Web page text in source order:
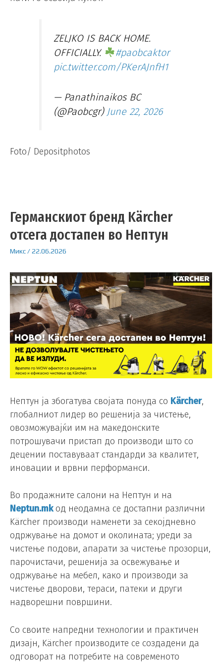
ZELJKO IS BACK HOME.
OFFICIALLY.
#paobcaktor
pic.twitter.com/PKerAJnfH1
— Panathinaikos BC
(@Paobcgr) June 22, 2026
Foto/ Depositphotos
Германскиот бренд Kärcher
отсега достапен во Нептун
Микс/22.06.2026
Нептун ја збогатува својата понуда со Kärcher,
глобалниот лидер во решенија за чистење,
овозможувајќи им на македонските
потрошувачи пристап до производи што со
децении поставуваат стандарди за квалитет,
иновации и врвни перформанси.
Во продажните салони на Нептун и на
Neptun.mkод неодамна се достапни различни
Kärcher производи наменети за секојдневно
одржување на домот и околината; уреди за
чистење подови, апарати за чистење прозорци,
парочистачи, решенија за освежување и
одржување на мебел, како и производи за
чистење дворови, тераси, патеки и други
надворешни површини.
Со своите напредни технологии и практичен
дизајн, Kärcher производите се создадени да
одговорат на потребите на современото